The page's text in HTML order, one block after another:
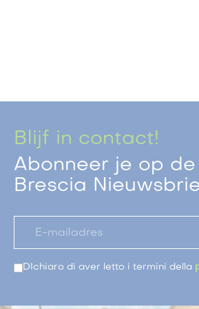
Blijf in contact!
Abonneer je op de
Brescia
DIchiaro di aver letto i termini della